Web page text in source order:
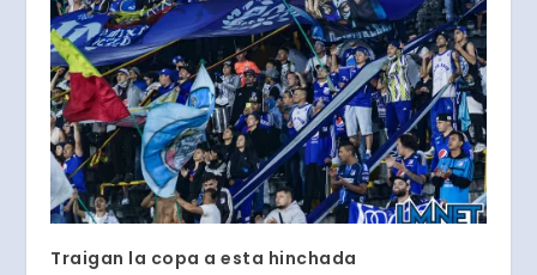
Traigan la copa a esta hinchada